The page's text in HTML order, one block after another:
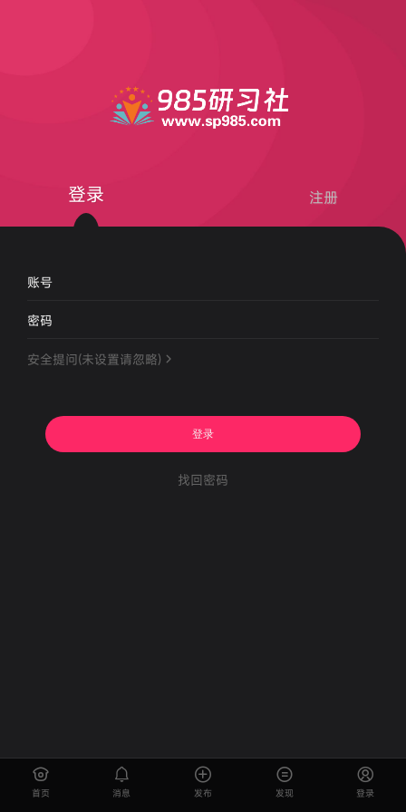
登录 注册
账号
密码
安全提问(未设置请忽略)
登录
找回密码
首页 消息 发布 发现 登录